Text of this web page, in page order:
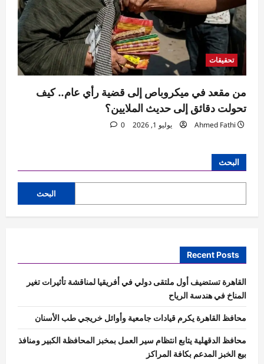
تحقيقات
من مقعد في ميكروباص إلى قضية رأي عام.. كيف
تحولت دقائق إلى حديث الملايين؟
Ahmed Fathi يوليو 1, 2026 0
البحث
البحث
Recent Posts
القاهرة تستضيف أول ملتقى دولي في أفريقيا لمناقشة تأثيرات تغير
المناخ في هندسة الرياح
محافظ القاهرة يكرم قيادات جامعية وأوائل خريجي طب الأسنان
محافظ الدقهلية يتابع انتظام سير العمل بمخبز المحافظة الكبير ومنافذ
بيع الخبز المدعم بكافة المراكز